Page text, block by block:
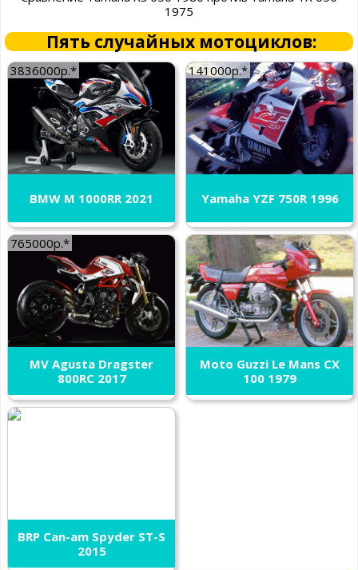
1975
Пять случайных мотоциклов:
3836000р.*
BMW M 1000RR 2021
141000р.*
Yamaha YZF 750R 1996
765000р.*
MV Agusta Dragster
800RC 2017
Moto Guzzi Le Mans CX
100 1979
BRP Can-am Spyder ST-S
2015